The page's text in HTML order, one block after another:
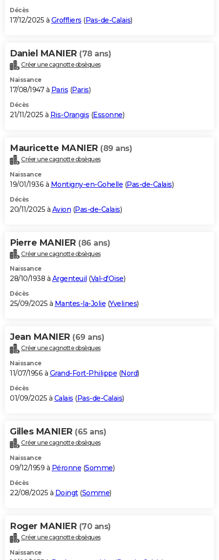
Décès
17/12/2025 à Groffliers (Pas-de-Calais)
Daniel MANIER (78 ans)
Créer une cagnotte obsèques
Naissance
17/08/1947 à Paris (Paris)
Décès
21/11/2025 à Ris-Orangis (Essonne)
Mauricette MANIER (89 ans)
Créer une cagnotte obsèques
Naissance
19/01/1936 à Montigny-en-Gohelle (Pas-de-Calais)
Décès
20/11/2025 à Avion (Pas-de-Calais)
Pierre MANIER (86 ans)
Créer une cagnotte obsèques
Naissance
28/10/1938 à Argenteuil (Val-d'Oise)
Décès
25/09/2025 à Mantes-la-Jolie (Yvelines)
Jean MANIER (69 ans)
Créer une cagnotte obsèques
Naissance
11/07/1956 à Grand-Fort-Philippe (Nord)
Décès
01/09/2025 à Calais (Pas-de-Calais)
Gilles MANIER (65 ans)
Créer une cagnotte obsèques
Naissance
09/12/1959 à Péronne (Somme)
Décès
22/08/2025 à Doingt(Somme)
Roger MANIER (70 ans)
Créer une cagnotte obsèques
Naissance